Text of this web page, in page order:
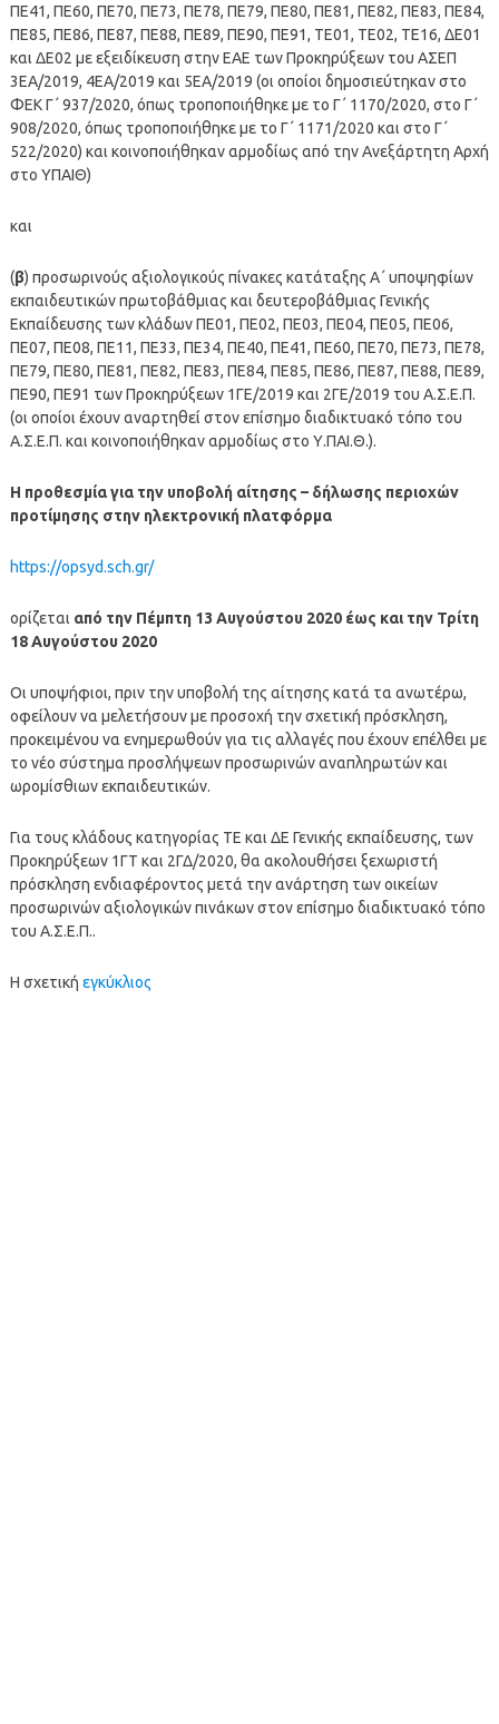
ΠΕ41, ΠΕ60, ΠΕ70, ΠΕ73, ΠΕ78, ΠΕ79, ΠΕ80, ΠΕ81, ΠΕ82, ΠΕ83, ΠΕ84,
ΠΕ85, ΠΕ86, ΠΕ87, ΠΕ88, ΠΕ89, ΠΕ90, ΠΕ91, ΤΕ01, ΤΕ02, ΤΕ16, ΔΕ01
και ΔΕ02 με εξειδίκευση στην ΕΑΕ των Προκηρύξεων του ΑΣΕΠ
3ΕΑ/2019, 4ΕΑ/2019 και 5ΕΑ/2019 (οι οποίοι δημοσιεύτηκαν στο
ΦΕΚ Γ΄ 937/2020, όπως τροποποιήθηκε με το Γ΄ 1170/2020, στο Γ΄
908/2020, όπως τροποποιήθηκε με το Γ΄ 1171/2020 και στο Γ΄
522/2020) και κοινοποιήθηκαν αρμοδίως από την Ανεξάρτητη Αρχή
στο ΥΠΑΙΘ)
και
(β) προσωρινούς αξιολογικούς πίνακες κατάταξης Α΄ υποψηφίων
εκπαιδευτικών πρωτοβάθμιας και δευτεροβάθμιας Γενικής
Εκπαίδευσης των κλάδων ΠΕ01, ΠΕ02, ΠΕ03, ΠΕ04, ΠΕ05, ΠΕ06,
ΠΕ07, ΠΕ08, ΠΕ11, ΠΕ33, ΠΕ34, ΠΕ40, ΠΕ41, ΠΕ60, ΠΕ70, ΠΕ73, ΠΕ78,
ΠΕ79, ΠΕ80, ΠΕ81, ΠΕ82, ΠΕ83, ΠΕ84, ΠΕ85, ΠΕ86, ΠΕ87, ΠΕ88, ΠΕ89,
ΠΕ90, ΠΕ91 των Προκηρύξεων 1ΓΕ/2019 και 2ΓΕ/2019 του Α.Σ.Ε.Π.
(οι οποίοι έχουν αναρτηθεί στον επίσημο διαδικτυακό τόπο του
Α.Σ.Ε.Π. και κοινοποιήθηκαν αρμοδίως στο Υ.ΠΑΙ.Θ.).
Η προθεσμία για την υποβολή αίτησης – δήλωσης περιοχών
προτίμησης στην ηλεκτρονική πλατφόρμα
https://opsyd.sch.gr/
ορίζεται από την Πέμπτη 13 Αυγούστου 2020 έως και την Τρίτη
18 Αυγούστου 2020
Οι υποψήφιοι, πριν την υποβολή της αίτησης κατά τα ανωτέρω,
οφείλουν να μελετήσουν με προσοχή την σχετική πρόσκληση,
προκειμένου να ενημερωθούν για τις αλλαγές που έχουν επέλθει με
το νέο σύστημα προσλήψεων προσωρινών αναπληρωτών και
ωρομίσθιων εκπαιδευτικών.
Για τους κλάδους κατηγορίας ΤΕ και ΔΕ Γενικής εκπαίδευσης, των
Προκηρύξεων 1ΓΤ και 2ΓΔ/2020, θα ακολουθήσει ξεχωριστή
πρόσκληση ενδιαφέροντος μετά την ανάρτηση των οικείων
προσωρινών αξιολογικών πινάκων στον επίσημο διαδικτυακό τόπο
του Α.Σ.Ε.Π..
Η σχετική εγκύκλιος